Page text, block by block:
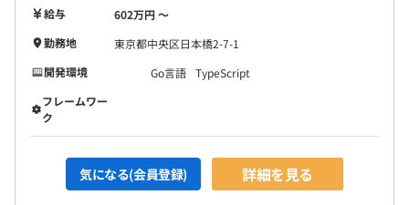
給与
602万円 〜
勤務地
東京都中央区日本橋2-7-1
開発環境
Go言語 TypeScript
フレームワー
ク
気になる(会員登録) 詳細を見る